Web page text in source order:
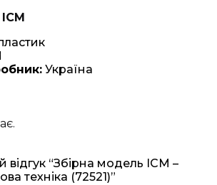
Україна
“Збірна модель ICM –
техніка (72521)”